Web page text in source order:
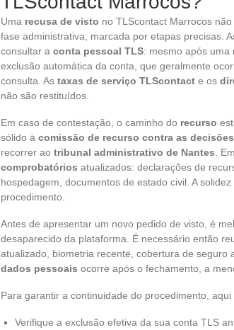
Uma recusa de visto no TLScontact Marrocos
fase administrativa, marcada por etapas precisas.
consultar a conta pessoal TLS: mesmo após uma
exclusão automática da conta, que geralmente
consulta. As taxas de serviço TLScontact e os
não são restituídos.
Em caso de contestação, o caminho do recurso
sólido à comissão de recurso contra as
recorrer ao tribunal administrativo de Nantes .
comprobatórios atualizados: declarações de
hospedagem, documentos de estado civil. A
procedimento.
Antes de apresentar um novo pedido de visto, é
desaparecido da plataforma. É necessário então
atualizado, biometria recente, cobertura de seguro
dados pessoais ocorre após o fechamento, a
Para garantir a continuidade do procedimento,
Verifique a exclusão efetiva da sua conta TLS